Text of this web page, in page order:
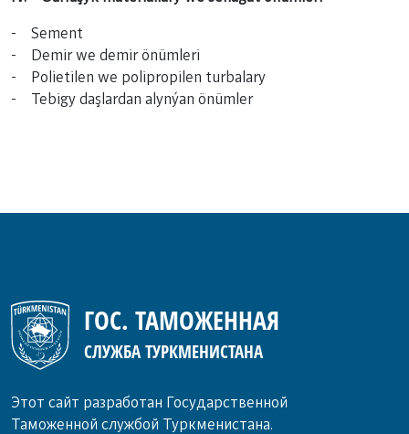
- Sement
- Demir we demir önümleri
- Polietilen we polipropilen turbalary
- Tebigy daşlardan alynýan önümler
ГОС. ТАМОЖЕННАЯ
СЛУЖБА ТУРКМЕНИСТАНА
Этот сайт разработан Государственной
Таможенной службой Туркменистана.